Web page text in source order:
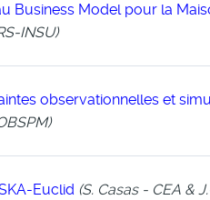
Business Model pour la
INSU)
observationnelles et
)
Euclid (S. Casas - CEA &